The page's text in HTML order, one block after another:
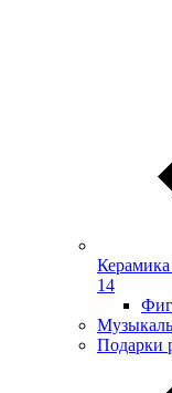
14
Подарки